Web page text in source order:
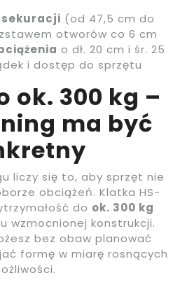
(od 47,5 cm do
otworów co 6 cm
o dł. 20 cm i śr. 25
i dostęp do sprzętu
ok. 300 kg –
ma być
liczy się to, aby sprzęt nie
obciążeń. Klatka HS-
do ok. 300 kg
wzmocnionej konstrukcji.
bez obaw planować
formę w miarę rosnących